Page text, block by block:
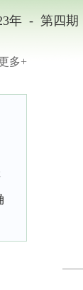
年 - 第四期
多+